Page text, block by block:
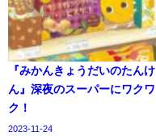
『みかんきょうだいのたんけ
ん』深夜のスーパーにワクワ
ク！
2023-11-24